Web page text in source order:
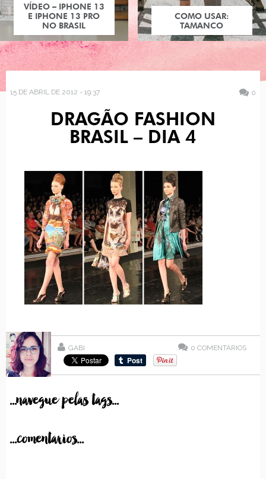
VÍDEO – IPHONE 13
E IPHONE 13 PRO
NO BRASIL
COMO USAR:
TAMANCO
15 DE ABRIL DE 2012 - 19:37 0
DRAGÃO FASHION
BRASIL – DIA 4
GABI 0 COMENTÁRIOS
...navegue pelas tags...
...comentarios...